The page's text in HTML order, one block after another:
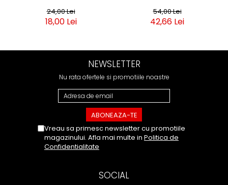
24,00 Lei
18,00 Lei
54,00 Lei
42,66 Lei
NEWSLETTER
Nu rata ofertele si promotiile noastre
Vreau sa primesc newsletter cu promotiile
magazinului. Afla mai multe in Politica de
Confidentialitate
SOCIAL